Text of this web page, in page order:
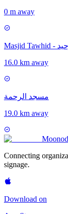
0 m away
16.0 km away
مسجد الرحمة
19.0 km away
Moon
Connecting
signage.
Download on